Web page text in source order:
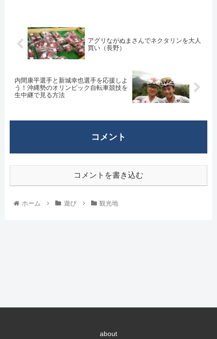
アグリながぬまさんでネクタリンを大人
買い（長野）
内間康平選手と新城幸也選手を応援しよ
う！沖縄勢のオリンピック自転車競技を
生中継で見る方法
コメント
コメントを書き込む
ホーム 遊び 観光地
about